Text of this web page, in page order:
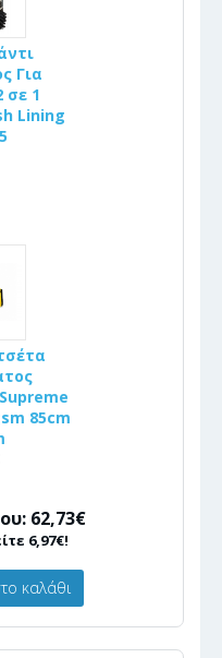
Για
σε 1
Lining
85cm
62,73€
6,97€!
καλάθι